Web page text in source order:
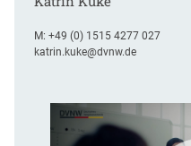
M:+49 (0) 1515 4277 027
katrin.kuke@dvnw.de